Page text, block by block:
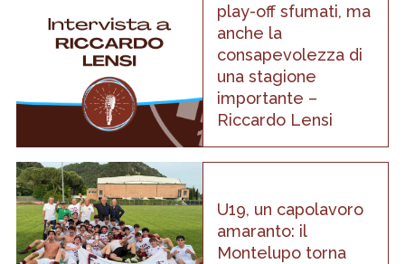
play-off sfumati, ma
anche la
consapevolezza di
una stagione
importante –
Riccardo Lensi
U19, un capolavoro
amaranto: il
Montelupo torna